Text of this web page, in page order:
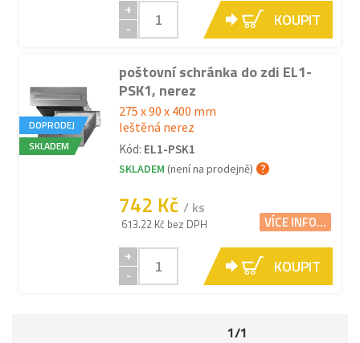
+
-
KOUPIT
DOPRODEJ
SKLADEM
poštovní schránka do zdi EL1-
PSK1, nerez
275 x 90 x 400 mm
leštěná nerez
Kód: EL1-PSK1
SKLADEM (není na prodejně)
742 Kč / ks
613.22 Kč bez DPH VÍCE INFO...
+
-
KOUPIT
1/1